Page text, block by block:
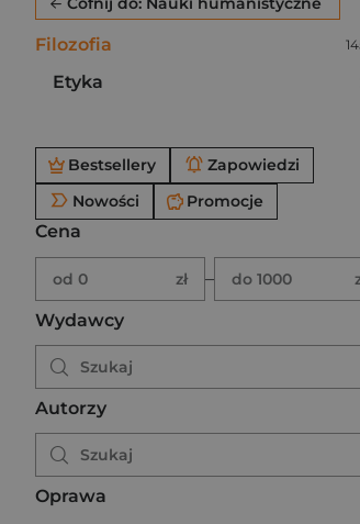
Filozofia
Etyka
Po użyciu produkty będą
Bestsellery
Zapowiedzi
Nowości
Promocje
Cena
Brak ustawionego zakresu ceny.
Podaj zakres ceny w złotych.
od 0 zł – do 1000
Wydawcy
Autorzy
Oprawa